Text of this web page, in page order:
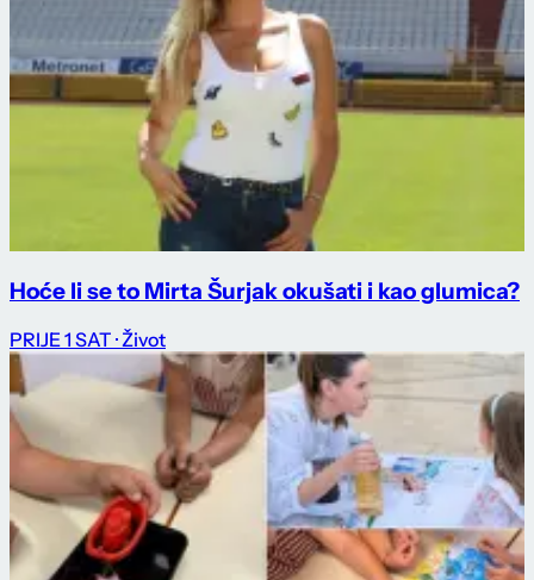
Hoće li se to Mirta Šurjak okušati i kao glumica?
PRIJE 1 SAT · Život